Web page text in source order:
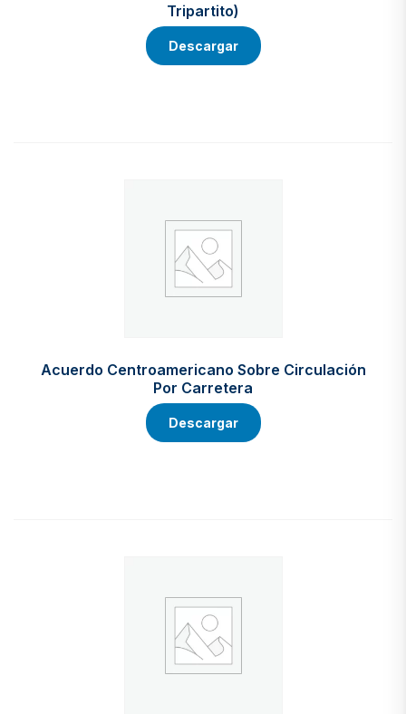
Tripartito)
Descargar
Acuerdo Centroamericano Sobre Circulación
Por Carretera
Descargar